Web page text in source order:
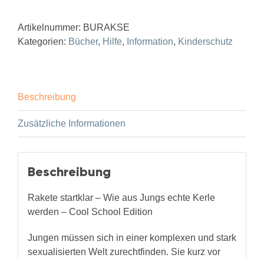
School
Edition
Artikelnummer: BURAKSE
Kategorien: Bücher, Hilfe, Information, Kinderschutz
Beschreibung
Zusätzliche Informationen
Beschreibung
Rakete startklar – Wie aus Jungs echte Kerle
werden – Cool School Edition
Jungen müssen sich in einer komplexen und stark
sexualisierten Welt zurechtfinden. Sie kurz vor